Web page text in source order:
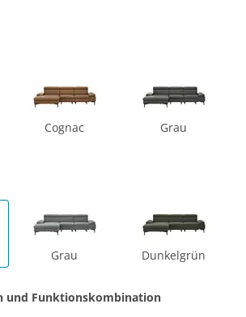
Cognac Grau
Grau Dunkelgrün
und Funktionskombination